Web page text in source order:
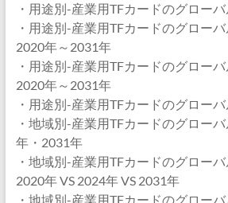
・用途別-産業用TFカードのグロー
・用途別-産業用TFカードのグローバ
2020年～2031年
・用途別-産業用TFカードのグローバ
2020年～2031年
・用途別-産業用TFカードのグロー
・地域別-産業用TFカードのグロー
年・2031年
・地域別-産業用TFカードのグローバ
2020年 VS 2024年 VS 2031年
・地域別-産業用TFカードのグローバ